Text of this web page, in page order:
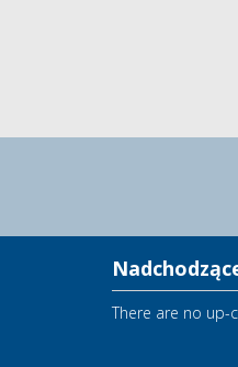
There are no up-